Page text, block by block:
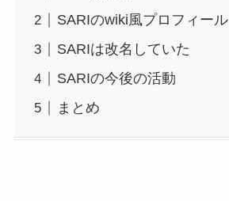
SARIのwiki風プロフィール
SARIは改名していた
SARIの今後の活動
まとめ